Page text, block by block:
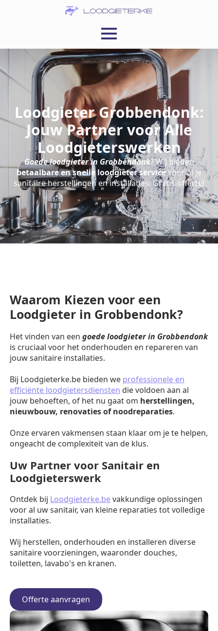
Loodgieter Grobbendonk:
Jouw Partner voor Alle
Loodgieterswerken
Goede loodgieter in Grobbendonk? Wij bieden
betaalbare en snelle loodgieter servicevoor al je
sanitaire herstellingen en installaties. Gratis offerte!
Waarom Kiezen voor een
Loodgieter in Grobbendonk?
Het vinden van een goede loodgieter in Grobbendonk
is cruciaal voor het onderhouden en repareren van
jouw sanitaire installaties.
Bij Loodgieterke.be bieden we professionele en
efficiënte loodgietersdiensten die voldoen aan al
jouw behoeften, of het nu gaat om herstellingen,
nieuwbouw, renovaties of noodreparaties.
Onze ervaren vakmensen staan klaar om je te helpen,
ongeacht de complexiteit van de klus.
Uw Partner voor Sanitair en
Loodgieterswerk
Ontdek bij Loodgieterke.bevakkundige oplossingen
voor al uw sanitair, van kleine reparaties tot volledige
installaties.
Wij herstellen, onderhouden en installeren diverse
sanitaire voorzieningen, waaronder douches,
toiletten, lavabo's en kranen.
Offerte aanvragen